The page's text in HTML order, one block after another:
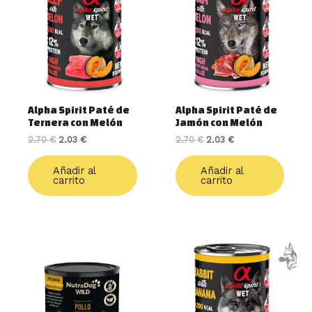
Alpha Spirit Paté de
Ternera con Melón
2.70€
era:
2.70 €.
2.03 €
es:
2.03 €.
Añadir al
carrito
Alpha Spirit Paté de
Jamón con Melón
2.70€
era:
2.70 €.
2.03 €
es:
2.03 €.
Añadir al
carrito